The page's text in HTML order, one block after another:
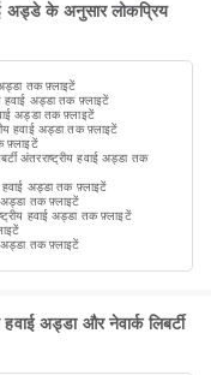
अड्डे के अनुसार लोकप्रिय
अड्डा तक फ़्लाइटें
हवाई अड्डा तक फ़्लाइटें
अड्डा तक फ़्लाइटें
हवाई अड्डा तक फ़्लाइटें
फ़्लाइटें
अंतरराष्ट्रीय हवाई अड्डा तक
हवाई अड्डा तक फ़्लाइटें
अड्डा तक फ़्लाइटें
हवाई अड्डा तक फ़्लाइटें
अड्डा तक फ़्लाइटें
अड्डा और नेवार्क लिबर्टी